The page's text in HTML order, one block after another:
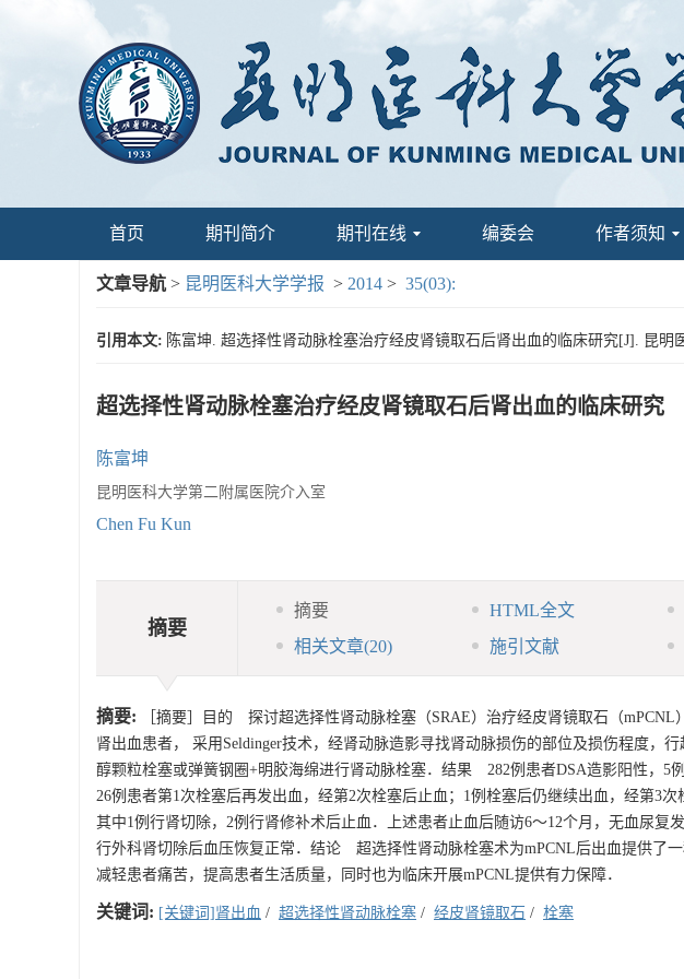
首页 期刊简介 期刊在线 编委会 作者须知
文章导航 > 昆明医科大学学报 > 2014 > 35(03):
引用本文: 陈富坤. 超选择性肾动脉栓塞治疗经皮肾镜取石后肾出血的临床研究[J]. 昆明
超选择性肾动脉栓塞治疗经皮肾镜取石后肾出血的临床研究
陈富坤
昆明医科大学第二附属医院介入室
Chen Fu Kun
摘要
摘要 HTML全文
相关文章(20) 施引文献
摘要: ［摘要］目的 探讨超选择性肾动脉栓塞（SRAE）治疗经皮肾镜取石（
肾出血患者， 采用Seldinger技术，经肾动脉造影寻找肾动脉损伤的部位及损伤程度，
醇颗粒栓塞或弹簧钢圈+明胶海绵进行肾动脉栓塞．结果 282例患者DSA造影阳性，5
26例患者第1次栓塞后再发出血，经第2次栓塞后止血；1例栓塞后仍继续出血，经第3
其中1例行肾切除，2例行肾修补术后止血．上述患者止血后随访6～12个月，无血尿复
行外科肾切除后血压恢复正常．结论 超选择性肾动脉栓塞术为mPCNL后出血提供了
减轻患者痛苦，提高患者生活质量，同时也为临床开展mPCNL提供有力保障．
关键词: [关键词]肾出血 / 超选择性肾动脉栓塞 / 经皮肾镜取石 / 栓塞